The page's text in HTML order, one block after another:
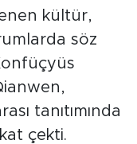
kültür,
söz
tanıtımında
çekti.